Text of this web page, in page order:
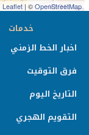
Leaflet | ©OpenStreetMap
خدمات
اخبار الخط الزمني
فرق التوقيت
التاريخ اليوم
التقويم الهجري